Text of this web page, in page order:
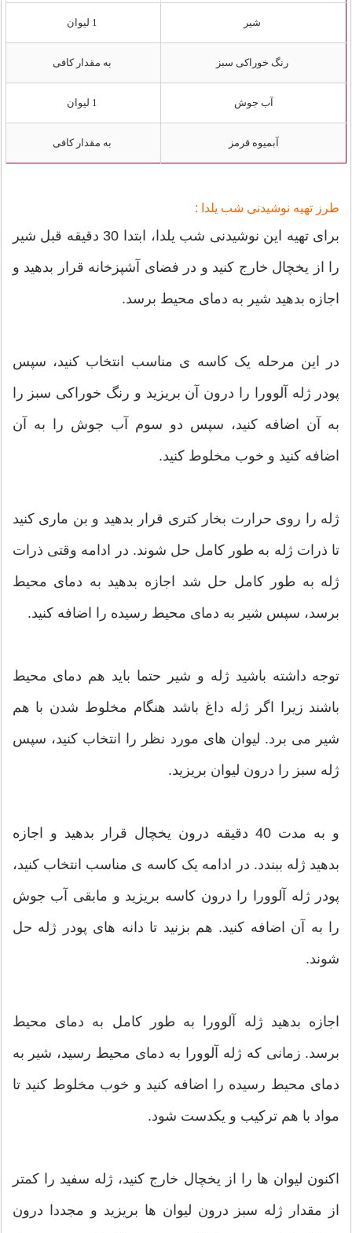
شیر
رنگ خوراکی سبز به مقدار کافی
آب جوش
آبمیوه قرمز به مقدار کافی
طرز تهیه نوشیدنی شب یلدا :
برای تهیه این نوشیدنی شب یلدا، ابتدا 30 دقیقه قبل شیر
را از یخچال خارج کنید و در فضای آشپزخانه قرار بدهید و
اجازه بدهید شیر به دمای محیط برسد.
در این مرحله یک کاسه ی مناسب انتخاب کنید، سپس
پودر ژله آلوورا را درون آن بریزید و رنگ خوراکی سبز را
به آن اضافه کنید، سپس دو سوم آب جوش را به آن
اضافه کنید و خوب مخلوط کنید.
ژله را روی حرارت بخار کتری قرار بدهید و بن ماری کنید
تا ذرات ژله به طور کامل حل شوند. در ادامه وقتی ذرات
ژله به طور کامل حل شد اجازه بدهید به دمای محیط
برسد، سپس شیر به دمای محیط رسیده را اضافه کنید.
توجه داشته باشید ژله و شیر حتما باید هم دمای محیط
باشند زیرا اگر ژله داغ باشد هنگام مخلوط شدن با هم
شیر می برد. لیوان های مورد نظر را انتخاب کنید، سپس
ژله سبز را درون لیوان بریزید.
و به مدت 40 دقیقه درون یخچال قرار بدهید و اجازه
بدهید ژله ببندد. در ادامه یک کاسه ی مناسب انتخاب کنید،
پودر ژله آلوورا را درون کاسه بریزید و مابقی آب جوش
را به آن اضافه کنید. هم بزنید تا دانه های پودر ژله حل
شوند.
اجازه بدهید ژله آلوورا به طور کامل به دمای محیط
برسد. زمانی که ژله آلوورا به دمای محیط رسید، شیر به
دمای محیط رسیده را اضافه کنید و خوب مخلوط کنید تا
مواد با هم ترکیب و یکدست شود.
اکنون لیوان ها را از یخچال خارج کنید، ژله سفید را کمتر
از مقدار ژله سبز درون لیوان ها بریزید و مجددا درون